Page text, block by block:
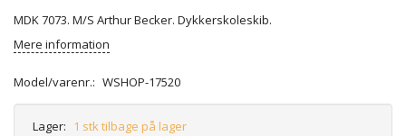
MDK 7073. M/S Arthur Becker. Dykkerskoleskib.
Mere information
Model/varenr.: WSHOP-17520
Lager: 1 stk tilbage på lager